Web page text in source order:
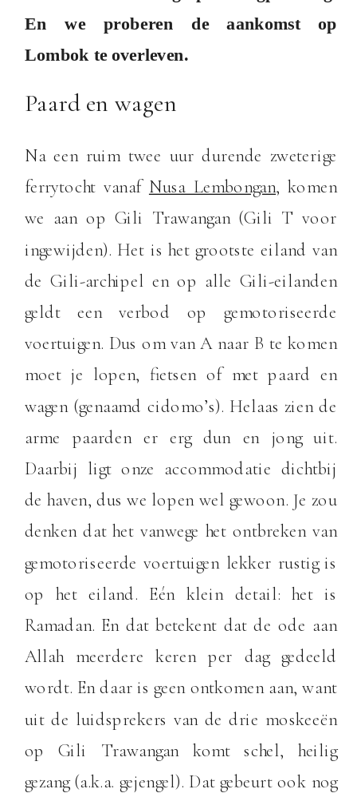
En we proberen de aankomst op
Lombok te overleven.
Paard en wagen
Na een ruim twee uur durende zweterige
ferrytocht vanaf Nusa Lembongan, komen
we aan op Gili Trawangan (Gili T voor
ingewijden). Het is het grootste eiland van
de Gili-archipel en op alle Gili-eilanden
geldt een verbod op gemotoriseerde
voertuigen. Dus om van A naar B te komen
moet je lopen, fietsen of met paard en
wagen (genaamd cidomo’s). Helaas zien de
arme paarden er erg dun en jong uit.
Daarbij ligt onze accommodatie dichtbij
de haven, dus we lopen wel gewoon. Je zou
denken dat het vanwege het ontbreken van
gemotoriseerde voertuigen lekker rustig is
op het eiland. Eén klein detail: het is
Ramadan. En dat betekent dat de ode aan
Allah meerdere keren per dag gedeeld
wordt. En daar is geen ontkomen aan, want
uit de luidsprekers van de drie moskeeën
op Gili Trawangan komt schel, heilig
gezang (a.k.a. gejengel). Dat gebeurt ook nog